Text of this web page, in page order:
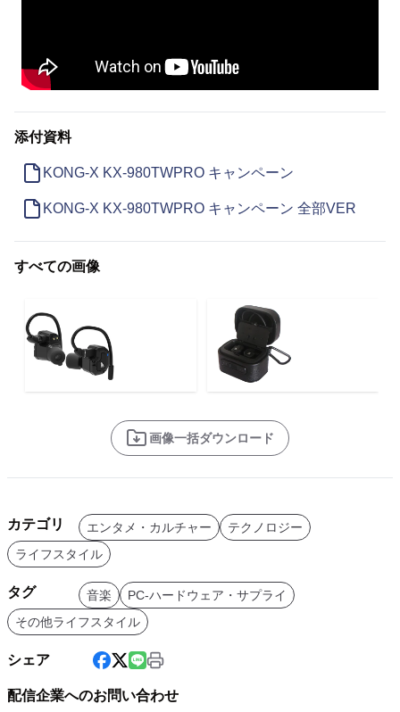
添付資料
KONG-X KX-980TWPRO キャンペーン
KONG-X KX-980TWPRO キャンペーン 全部VER
すべての画像
画像一括ダウンロード
カテゴリ エンタメ・カルチャー
テクノロジー
ライフスタイル
タグ 音楽
PC-ハードウェア・サプライ
その他ライフスタイル
シェア
配信企業へのお問い合わせ